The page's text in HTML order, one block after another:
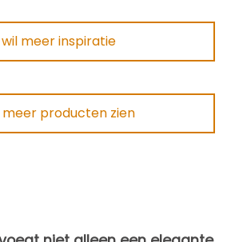
wil meer inspiratie
meer producten zien